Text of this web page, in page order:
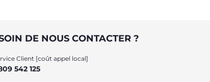
DE NOUS CONTACTER ?
Client [coût appel local]
542 125